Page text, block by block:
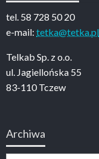
tel. 58 728 50 20
e-mail: tetka@tetka.pl
Telkab Sp. z o.o.
ul. Jagiellońska 55
83-110 Tczew
Archiwa